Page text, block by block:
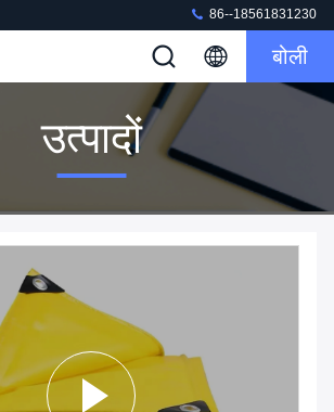
86--18561831230
बोली
उत्पादों